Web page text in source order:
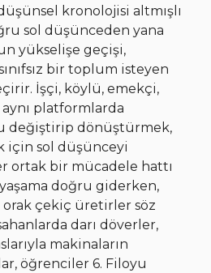
kronolojisi altmışlı
sol düşünceden yana
yükselişe geçişi,
bir toplum isteyen
İşçi, köylü, emekçi,
platformlarda
değiştirip dönüştürmek,
için sol düşünceyi
ortak bir mücadele hattı
doğru giderken,
çekiç üretirler söz
darı döverler,
makinaların
öğrenciler 6. Filoyu